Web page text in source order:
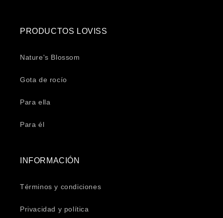
PRODUCTOS LOVISS
Nature's Blossom
Gota de rocío
Para ella
Para él
INFORMACIÓN
Términos y condiciones
Privacidad y política